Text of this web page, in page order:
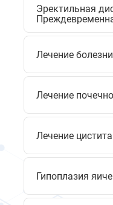
Эректильная
Лечение
Лечение
Лечение цистита
Гипоплазия